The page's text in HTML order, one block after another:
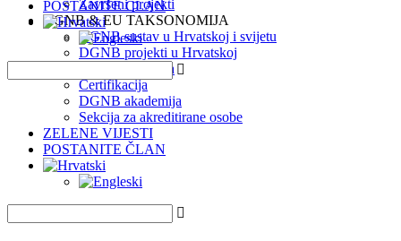
Završeni projekti
DGNB & EU TAKSONOMIJA
DGNB sustav u Hrvatskoj i svijetu
DGNB projekti u Hrvatskoj
EU Taksonomija
Certifikacija
DGNB akademija
Sekcija za akreditirane osobe
ZELENE VIJESTI
POSTANITE ČLAN
POSTANITE ČLAN